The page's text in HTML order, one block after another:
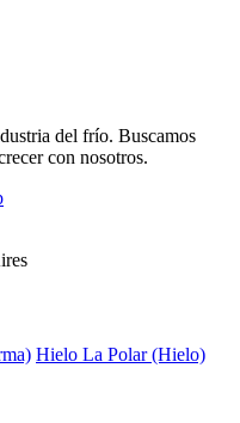
del frío. Buscamos
con nosotros.
Hielo La Polar (Hielo)